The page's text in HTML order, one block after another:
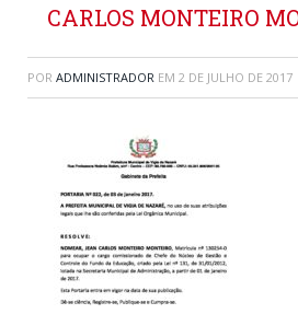
CARLOS MONTEIRO
POR ADMINISTRADOR EM 2 DE JULHO DE 2017